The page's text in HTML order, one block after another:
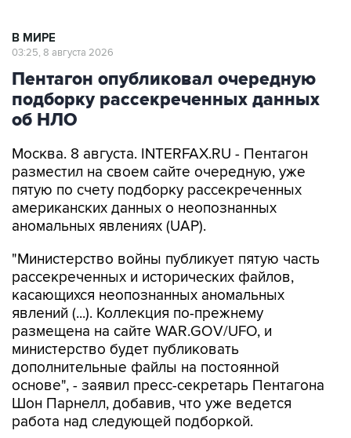
В МИРЕ
03:25, 8 августа 2026
Пентагон опубликовал очередную
подборку рассекреченных данных
об НЛО
Москва. 8 августа. INTERFAX.RU - Пентагон
разместил на своем сайте очередную, уже
пятую по счету подборку рассекреченных
американских данных о неопознанных
аномальных явлениях (UAP).
"Министерство войны публикует пятую часть
рассекреченных и исторических файлов,
касающихся неопознанных аномальных
явлений (...). Коллекция по-прежнему
размещена на сайте WAR.GOV/UFO, и
министерство будет публиковать
дополнительные файлы на постоянной
основе", - заявил пресс-секретарь Пентагона
Шон Парнелл, добавив, что уже ведется
работа над следующей подборкой.